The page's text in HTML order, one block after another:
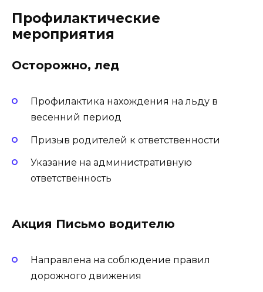
Профилактические
мероприятия
Осторожно, лед
Профилактика нахождения на льду в
весенний период
Призыв родителей к ответственности
Указание на административную
ответственность
Акция Письмо водителю
Направлена на соблюдение правил
дорожного движения